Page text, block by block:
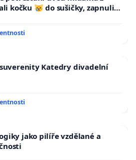
kočku 😿 do sušičky, zapnuli ji
Katedry divadelní
jako pilíře vzdělané a